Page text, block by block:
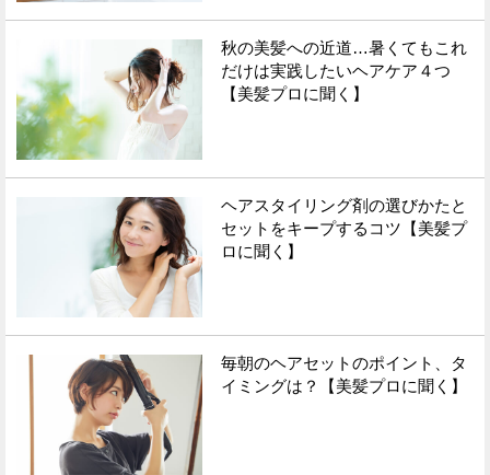
秋の美髪への近道…暑くてもこれ
だけは実践したいヘアケア４つ
【美髪プロに聞く】
ヘアスタイリング剤の選びかたと
セットをキープするコツ【美髪プ
ロに聞く】
毎朝のヘアセットのポイント、タ
イミングは？【美髪プロに聞く】